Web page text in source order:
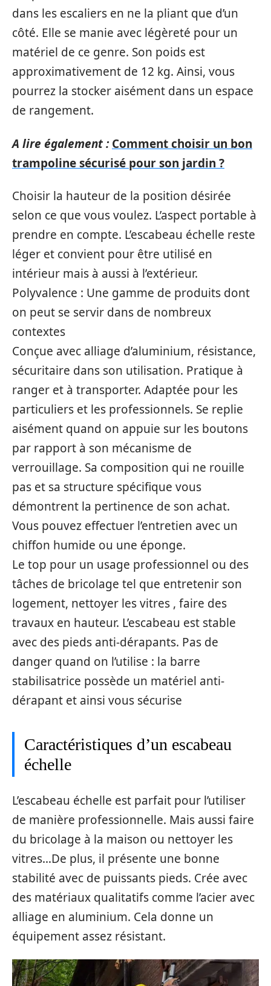
dans les escaliers en ne la pliant que d’un
côté. Elle se manie avec légèreté pour un
matériel de ce genre. Son poids est
approximativement de 12 kg. Ainsi, vous
pourrez la stocker aisément dans un espace
de rangement.
A lire également : Comment choisir un bon
trampoline sécurisé pour son jardin ?
Choisir la hauteur de la position désirée
selon ce que vous voulez. L’aspect portable à
prendre en compte. L’escabeau échelle reste
léger et convient pour être utilisé en
intérieur mais à aussi à l’extérieur.
Polyvalence : Une gamme de produits dont
on peut se servir dans de nombreux
contextes
Conçue avec alliage d’aluminium, résistance,
sécuritaire dans son utilisation. Pratique à
ranger et à transporter. Adaptée pour les
particuliers et les professionnels. Se replie
aisément quand on appuie sur les boutons
par rapport à son mécanisme de
verrouillage. Sa composition qui ne rouille
pas et sa structure spécifique vous
démontrent la pertinence de son achat.
Vous pouvez effectuer l’entretien avec un
chiffon humide ou une éponge.
Le top pour un usage professionnel ou des
tâches de bricolage tel que entretenir son
logement, nettoyer les vitres , faire des
travaux en hauteur. L’escabeau est stable
avec des pieds anti-dérapants. Pas de
danger quand on l’utilise : la barre
stabilisatrice possède un matériel anti-
dérapant et ainsi vous sécurise
Caractéristiques d’un escabeau
échelle
L’escabeau échelle est parfait pour l’utiliser
de manière professionnelle. Mais aussi faire
du bricolage à la maison ou nettoyer les
vitres…De plus, il présente une bonne
stabilité avec de puissants pieds. Crée avec
des matériaux qualitatifs comme l’acier avec
alliage en aluminium. Cela donne un
équipement assez résistant.